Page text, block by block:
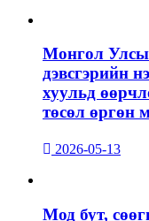
Монгол
дэвсгэрийн
хуульд
төсөл өргөн
2026-05-13
Мод бут,